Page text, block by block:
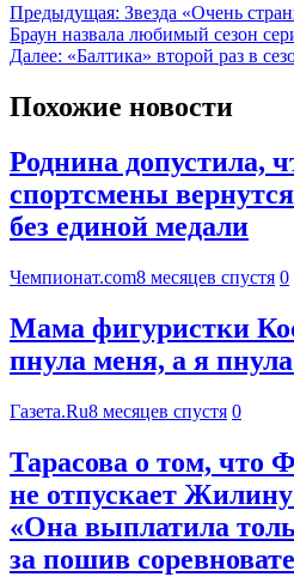
Предыдущая: Звезда «Очень
Браун назвала любимый сезон
Далее: «Балтика» второй раз в
Похожие новости
Роднина допустила,
спортсмены
без единой медали
Чемпионат.com8 месяцев спустя 0
Мама фигуристки
пнула меня, а я пнула
Газета.Ru8 месяцев спустя 0
Тарасова о том,
не отпускает
«Она выплатила
за пошив